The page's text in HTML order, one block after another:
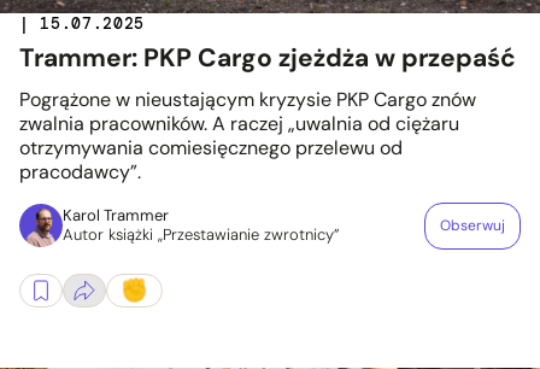
| 15.07.2025
Trammer: PKP Cargo zjeżdża w przepaść
Pogrążone w nieustającym kryzysie PKP Cargo znów
zwalnia pracowników. A raczej „uwalnia od ciężaru
otrzymywania comiesięcznego przelewu od
pracodawcy”.
Karol Trammer
Autor książki „Przestawianie zwrotnicy”
Obserwuj